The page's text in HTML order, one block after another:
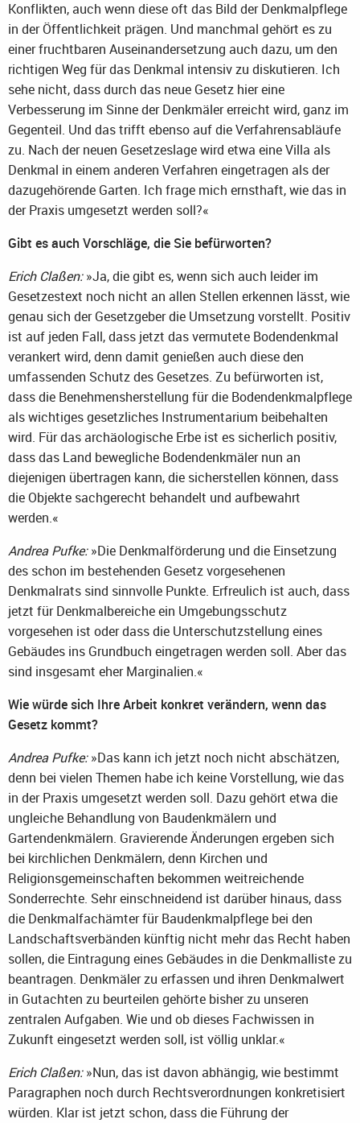
Konflikten, auch wenn diese oft das Bild der Denkmalpflege
in der Öffentlichkeit prägen. Und manchmal gehört es zu
einer fruchtbaren Auseinandersetzung auch dazu, um den
richtigen Weg für das Denkmal intensiv zu diskutieren. Ich
sehe nicht, dass durch das neue Gesetz hier eine
Verbesserung im Sinne der Denkmäler erreicht wird, ganz im
Gegenteil. Und das trifft ebenso auf die Verfahrensabläufe
zu. Nach der neuen Gesetzeslage wird etwa eine Villa als
Denkmal in einem anderen Verfahren eingetragen als der
dazugehörende Garten. Ich frage mich ernsthaft, wie das in
der Praxis umgesetzt werden soll?«
Gibt es auch Vorschläge, die Sie befürworten?
Erich Claßen:»Ja, die gibt es, wenn sich auch leider im
Gesetzestext noch nicht an allen Stellen erkennen lässt, wie
genau sich der Gesetzgeber die Umsetzung vorstellt. Positiv
ist auf jeden Fall, dass jetzt das vermutete Bodendenkmal
verankert wird, denn damit genießen auch diese den
umfassenden Schutz des Gesetzes. Zu befürworten ist,
dass die Benehmensherstellung für die Bodendenkmalpflege
als wichtiges gesetzliches Instrumentarium beibehalten
wird. Für das archäologische Erbe ist es sicherlich positiv,
dass das Land bewegliche Bodendenkmäler nun an
diejenigen übertragen kann, die sicherstellen können, dass
die Objekte sachgerecht behandelt und aufbewahrt
werden.«
Andrea Pufke:»Die Denkmalförderung und die Einsetzung
des schon im bestehenden Gesetz vorgesehenen
Denkmalrats sind sinnvolle Punkte. Erfreulich ist auch, dass
jetzt für Denkmalbereiche ein Umgebungsschutz
vorgesehen ist oder dass die Unterschutzstellung eines
Gebäudes ins Grundbuch eingetragen werden soll. Aber das
sind insgesamt eher Marginalien.«
Wie würde sich Ihre Arbeit konkret verändern, wenn das
Gesetz kommt?
Andrea Pufke:»Das kann ich jetzt noch nicht abschätzen,
denn bei vielen Themen habe ich keine Vorstellung, wie das
in der Praxis umgesetzt werden soll. Dazu gehört etwa die
ungleiche Behandlung von Baudenkmälern und
Gartendenkmälern. Gravierende Änderungen ergeben sich
bei kirchlichen Denkmälern, denn Kirchen und
Religionsgemeinschaften bekommen weitreichende
Sonderrechte. Sehr einschneidend ist darüber hinaus, dass
die Denkmalfachämter für Baudenkmalpflege bei den
Landschaftsverbänden künftig nicht mehr das Recht haben
sollen, die Eintragung eines Gebäudes in die Denkmalliste zu
beantragen. Denkmäler zu erfassen und ihren Denkmalwert
in Gutachten zu beurteilen gehörte bisher zu unseren
zentralen Aufgaben. Wie und ob dieses Fachwissen in
Zukunft eingesetzt werden soll, ist völlig unklar.«
Erich Claßen:»Nun, das ist davon abhängig, wie bestimmt
Paragraphen noch durch Rechtsverordnungen konkretisiert
würden. Klar ist jetzt schon, dass die Führung der